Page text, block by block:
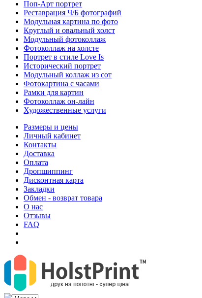
Поп-Арт портрет
Реставрация Ч/Б фотографий
Модульная картина по фото
Круглый и овальный холст
Модульный фотоколлаж
Фотоколлаж на холсте
Портрет в стиле Love Is
Исторический портрет
Модульный коллаж из сот
Фотокартина с часами
Рамки для картин
Фотоколлаж он-лайн
Художественные услуги
Размеры и цены
Личный кабинет
Контакты
Доставка
Оплата
Дропшиппинг
Дисконтная карта
Закладки
Обмен - возврат товара
О нас
Отзывы
FAQ